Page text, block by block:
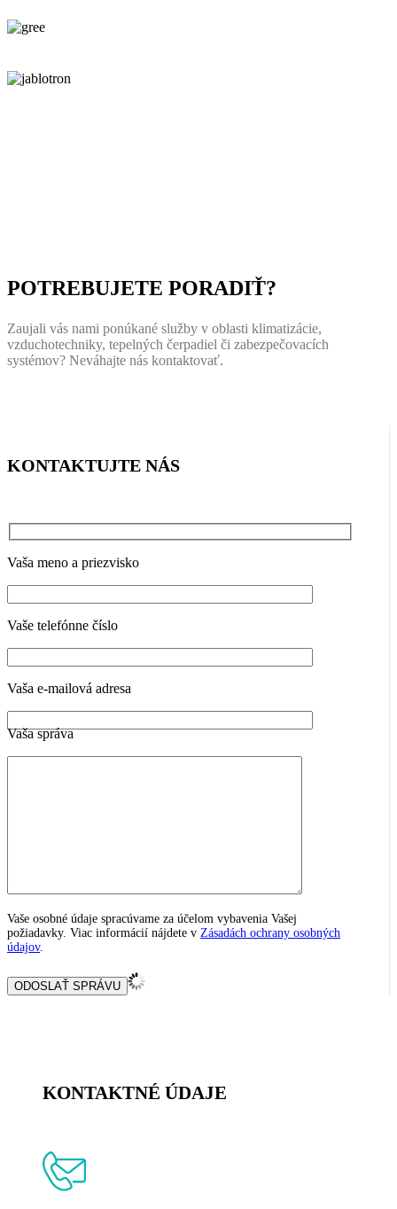
POTREBUJETE PORADIŤ?
Zaujali vás nami ponúkané služby v oblasti klimatizácie,
vzduchotechniky, tepelných čerpadiel či zabezpečovacích
systémov? Neváhajte nás kontaktovať.
KONTAKTUJTE NÁS
Vaša meno a priezvisko
Vaše telefónne číslo
Vaša e-mailová adresa
Vaša správa
Vaše osobné údaje spracúvame za účelom vybavenia Vašej
požiadavky. Viac informácií nájdete v Zásadách ochrany osobných
údajov.
KONTAKTNÉ ÚDAJE